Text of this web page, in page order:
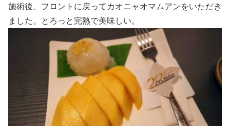
施術後、フロントに戻ってカオニャオマムアンをいただき
ました。とろっと完熟で美味しい。